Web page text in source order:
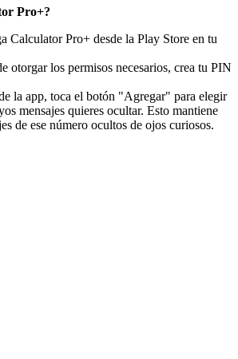
Pro+?
Calculator Pro+ desde la Play Store en tu
otorgar los permisos necesarios, crea tu PIN
la app, toca el botón "Agregar" para elegir
mensajes quieres ocultar. Esto mantiene
de ese número ocultos de ojos curiosos.